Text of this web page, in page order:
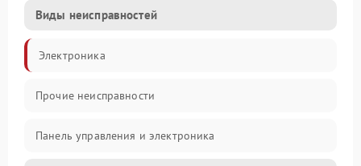
Виды неисправностей
Электроника
Прочие неисправности
Панель управления и электроника